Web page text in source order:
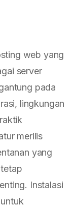
web yang
server
pada
lingkungan
merilis
yang
Instalasi